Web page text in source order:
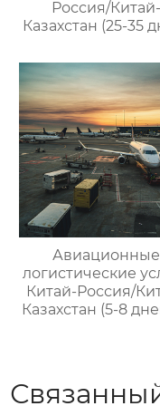
Россия/Китай-
Казахстан (25-35
управлению
цепями
Авиационные
логистические
Китай-Россия/
Казахстан (5-8
цепями